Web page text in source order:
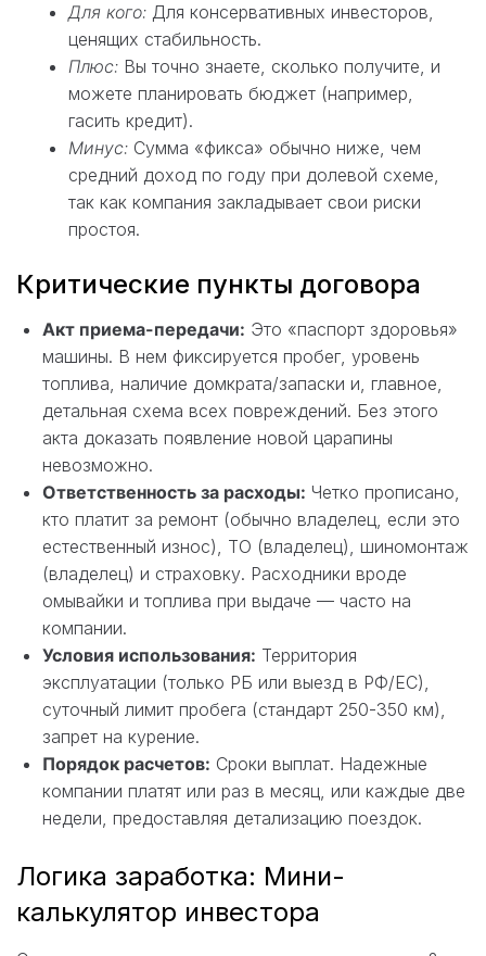
Для кого: Для консервативных инвесторов,
ценящих стабильность.
Плюс: Вы точно знаете, сколько получите, и
можете планировать бюджет (например,
гасить кредит).
Минус: Сумма «фикса» обычно ниже, чем
средний доход по году при долевой схеме,
так как компания закладывает свои риски
простоя.
Критические пункты договора
Акт приема-передачи: Это «паспорт здоровья»
машины. В нем фиксируется пробег, уровень
топлива, наличие домкрата/запаски и, главное,
детальная схема всех повреждений. Без этого
акта доказать появление новой царапины
невозможно.
Ответственность за расходы: Четко прописано,
кто платит за ремонт (обычно владелец, если это
естественный износ), ТО (владелец), шиномонтаж
(владелец) и страховку. Расходники вроде
омывайки и топлива при выдаче — часто на
компании.
Условия использования: Территория
эксплуатации (только РБ или выезд в РФ/ЕС),
суточный лимит пробега (стандарт 250-350 км),
запрет на курение.
Порядок расчетов: Сроки выплат. Надежные
компании платят или раз в месяц, или каждые две
недели, предоставляя детализацию поездок.
Логика заработка: Мини-
калькулятор инвестора